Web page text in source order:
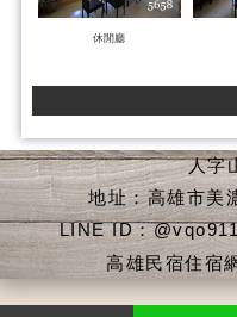
休閒廳
人字
地址：高雄市美
LINE ID：
高雄民宿住宿